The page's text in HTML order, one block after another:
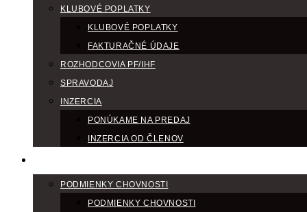
KLUBOVÉ POPLATKY
KLUBOVÉ POPLATKY
FAKTURAČNÉ ÚDAJE
ROZHODCOVIA PF/IHF
SPRAVODAJ
INZERCIA
PONÚKAME NA PREDAJ
INZERCIA OD ČLENOV
PODMIENKY CHOVNOSTI
PODMIENKY CHOVNOSTI